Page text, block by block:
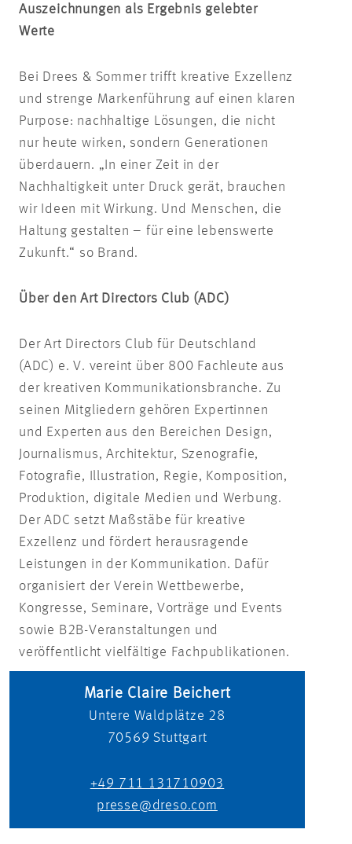
Auszeichnungen als Ergebnis gelebter
Werte
Bei Drees & Sommer trifft kreative Exzellenz
und strenge Markenführung auf einen klaren
Purpose: nachhaltige Lösungen, die nicht
nur heute wirken, sondern Generationen
überdauern. „In einer Zeit in der
Nachhaltigkeit unter Druck gerät, brauchen
wir Ideen mit Wirkung. Und Menschen, die
Haltung gestalten – für eine lebenswerte
Zukunft.“ so Brand.
Über den Art Directors Club (ADC)
Der Art Directors Club für Deutschland
(ADC) e. V. vereint über 800 Fachleute aus
der kreativen Kommunikationsbranche. Zu
seinen Mitgliedern gehören Expertinnen
und Experten aus den Bereichen Design,
Journalismus, Architektur, Szenografie,
Fotografie, Illustration, Regie, Komposition,
Produktion, digitale Medien und Werbung.
Der ADC setzt Maßstäbe für kreative
Exzellenz und fördert herausragende
Leistungen in der Kommunikation. Dafür
organisiert der Verein Wettbewerbe,
Kongresse, Seminare, Vorträge und Events
sowie B2B-Veranstaltungen und
veröffentlicht vielfältige Fachpublikationen.
Marie Claire Beichert
Untere Waldplätze 28
70569 Stuttgart
+49 711 131710903
presse@dreso.com